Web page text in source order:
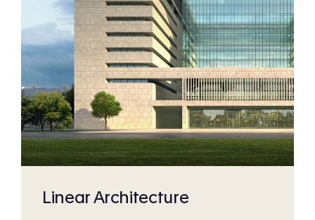
Linear Architecture